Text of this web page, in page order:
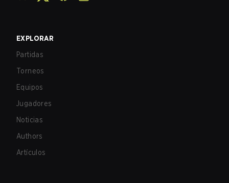
EXPLORAR
Partidas
Torneos
Equipos
Jugadores
Noticias
Authors
Artículos